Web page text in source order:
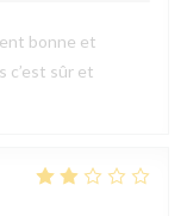
bonne et
c’est sûr et